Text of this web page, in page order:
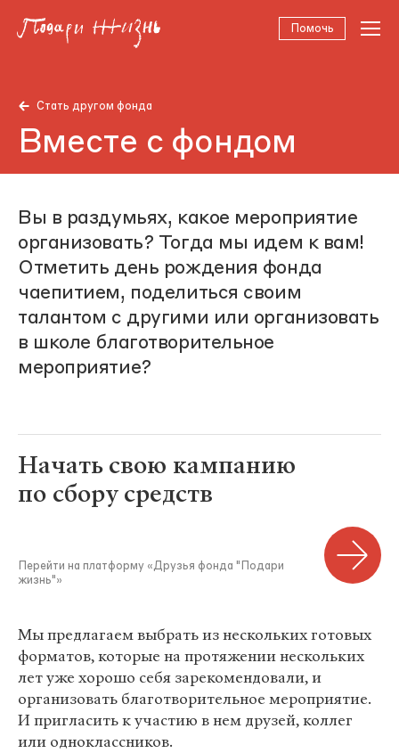
Помочь
Стать другом фонда
Вместе с фондом
Вы в раздумьях, какое мероприятие
организовать? Тогда мы идем к вам!
Отметить день рождения фонда
чаепитием, поделиться своим
талантом с другими или организовать
в школе благотворительное
мероприятие?
Начать свою кампанию
по сбору средств
Перейти на платформу «Друзья фонда "Подари
жизнь"»
Мы предлагаем выбрать из нескольких готовых
форматов, которые на протяжении нескольких
лет уже хорошо себя зарекомендовали, и
организовать благотворительное мероприятие.
И пригласить к участию в нем друзей, коллег
или одноклассников.